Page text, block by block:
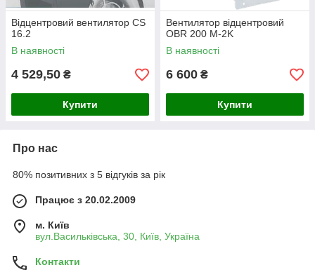
Відцентровий вентилятор CS
16.2
В наявності
4 529,50 ₴
Купити
Вентилятор відцентровий
OBR 200 M-2K
В наявності
6 600 ₴
Купити
Про нас
80% позитивних з 5 відгуків за рік
Працює з 20.02.2009
м. Київ
вул.Васильківська, 30, Київ, Україна
Контакти